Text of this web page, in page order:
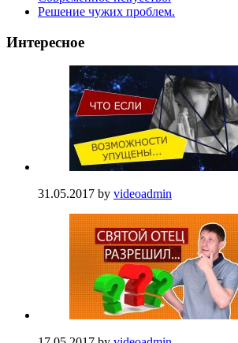
Решение чужих проблем.
Интересное
31.05.2017 by videoadmin